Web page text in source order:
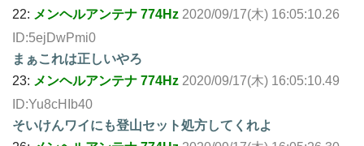
22: メンヘルアンテナ 774Hz 2020/09/17(木) 16:05:10.26
ID:5ejDwPmi0
まぁこれは正しいやろ
23: メンヘルアンテナ 774Hz 2020/09/17(木) 16:05:10.49
ID:Yu8cHIb40
そいけんワイにも登山セット処方してくれよ